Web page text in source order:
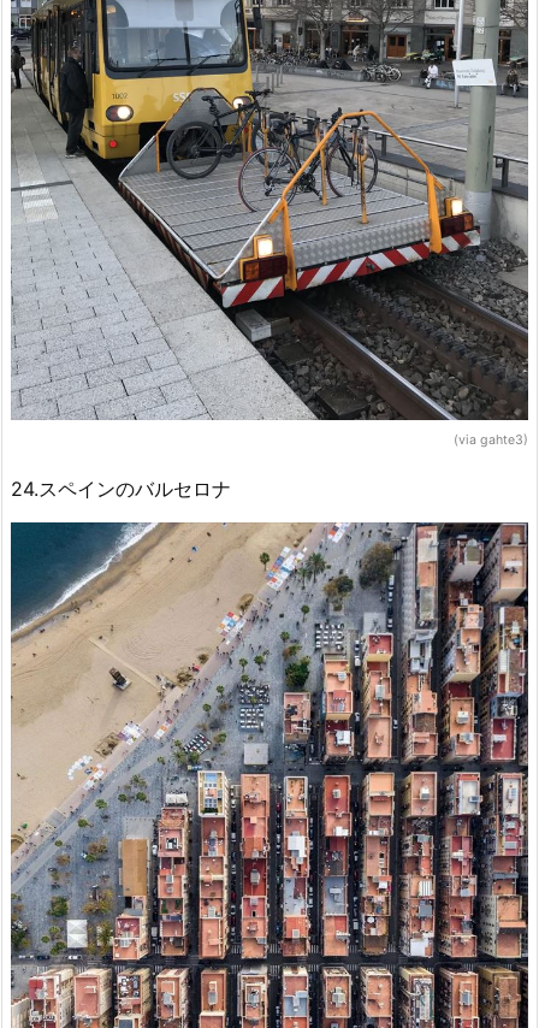
(via gahte3)
24.スペインのバルセロナ